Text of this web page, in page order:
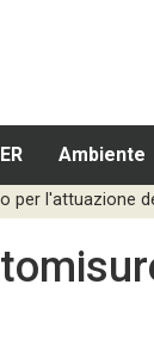
Ambiente
per l'attuazione